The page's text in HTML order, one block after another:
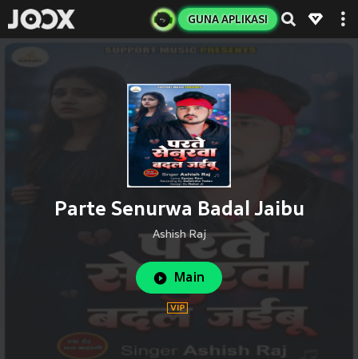
GUNA APLIKASI
Parte Senurwa Badal Jaibu
Ashish Raj
Main